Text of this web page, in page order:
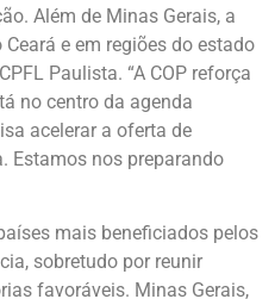
Além de Minas Gerais, a
e em regiões do estado
Paulista. “A COP reforça
no centro da agenda
acelerar a oferta de
Estamos nos preparando
mais beneficiados pelos
sobretudo por reunir
favoráveis. Minas Gerais,